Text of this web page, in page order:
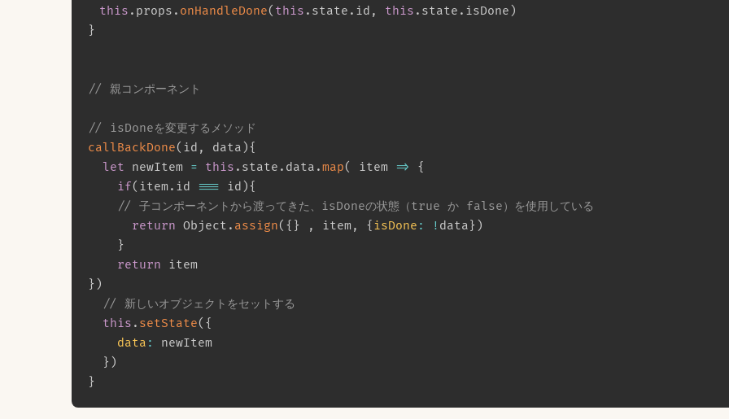
this . props . onHandleDone( this . state . id , this . state . isDone )
}
// 親コンポーネント
// isDoneを変更するメソッド
callBackDone( id , data ){
let newItem = this . state . data .map( item =>
{
if( item . id === id ){
// 子コンポーネントから渡ってきた、isDoneの状態（true か false）を使用している
return Object . assign( { } , item , { isDone : ! data } )
}
return
} )
// 新しいオブジェクトをセットする
this . setState( {
data :
newItem
} )
}